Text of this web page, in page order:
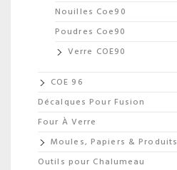
Nouilles Coe90
Poudres Coe90
Verre COE90
COE 96
Décalques Pour Fusion
Four À Verre
Moules, Papiers & Produits
Outils pour Chalumeau